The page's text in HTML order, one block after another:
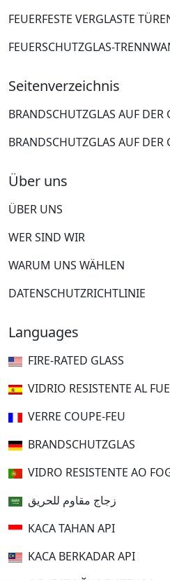
FEUERFESTE VERGLASTE
FEUERSCHUTZGLAS-
Seitenverzeichnis
BRANDSCHUTZGLAS AUF DER
BRANDSCHUTZGLAS AUF DER
Über uns
ÜBER UNS
WER SIND WIR
WARUM UNS WÄHLEN
DATENSCHUTZRICHTLINIE
Languages
FIRE-RATED GLASS
VIDRIO RESISTENTE AL
VERRE COUPE-FEU
BRANDSCHUTZGLAS
VIDRO RESISTENTE AO
زجاج مقاوم للحريق
KACA TAHAN API
KACA BERKADAR API